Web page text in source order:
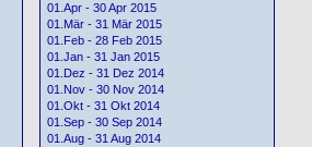
01.Apr - 30 Apr 2015
01.Mär - 31 Mär 2015
01.Feb - 28 Feb 2015
01.Jan - 31 Jan 2015
01.Dez - 31 Dez 2014
01.Nov - 30 Nov 2014
01.Okt - 31 Okt 2014
01.Sep - 30 Sep 2014
01.Aug - 31 Aug 2014